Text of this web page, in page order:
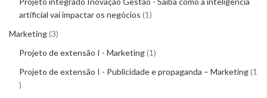
artificial vai impactar os negócios 1
Marketing 3
Projeto de extensão I - Marketing 1
Projeto de extensão I - Publicidade e propaganda – Marketing 1